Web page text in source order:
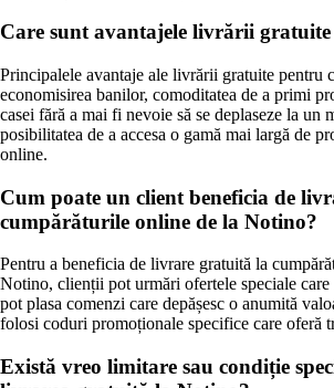
Care sunt avantajele livrării
Principalele avantaje ale livrării gratuite pentru
economisirea banilor, comoditatea de a primi
casei fără a mai fi nevoie să se deplaseze la un
posibilitatea de a accesa o gamă mai largă de
online.
Cum poate un client beneficia de
cumpărăturile online de la Notino?
Pentru a beneficia de livrare gratuită la
Notino, clienții pot urmări ofertele speciale
pot plasa comenzi care depășesc o anumită
folosi coduri promoționale specifice care oferă
Există vreo limitare sau condiție